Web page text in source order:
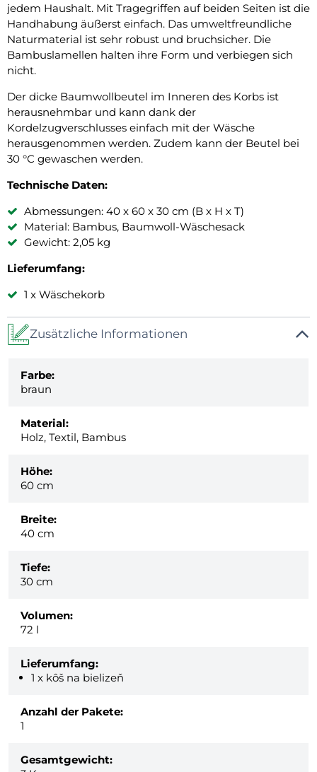
jedem Haushalt. Mit Tragegriffen auf beiden Seiten ist die
Handhabung äußerst einfach. Das umweltfreundliche
Naturmaterial ist sehr robust und bruchsicher. Die
Bambuslamellen halten ihre Form und verbiegen sich
nicht.
Der dicke Baumwollbeutel im Inneren des Korbs ist
herausnehmbar und kann dank der
Kordelzugverschlusses einfach mit der Wäsche
herausgenommen werden. Zudem kann der Beutel bei
30 °C gewaschen werden.
Technische Daten:
Abmessungen: 40 x 60 x 30 cm (B x H x T)
Material: Bambus, Baumwoll-Wäschesack
Gewicht: 2,05 kg
Lieferumfang:
1 x Wäschekorb
Zusätzliche Informationen
Farbe:
braun
Material:
Holz, Textil, Bambus
Höhe:
60 cm
Breite:
40 cm
Tiefe:
30 cm
Volumen:
72 l
Lieferumfang:
1 x kôš na bielizeň
Anzahl der Pakete:
1
Gesamtgewicht: